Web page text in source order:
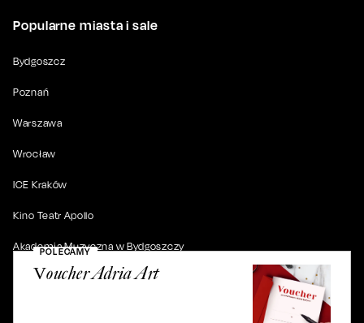
POLECAMY
Voucher Adria Art
Popularne miasta i sale
Bydgoszcz
Poznań
Warszawa
Wrocław
ICE Kraków
Kino Teatr Apollo
Akademia Muzyczna w Bydgoszczy